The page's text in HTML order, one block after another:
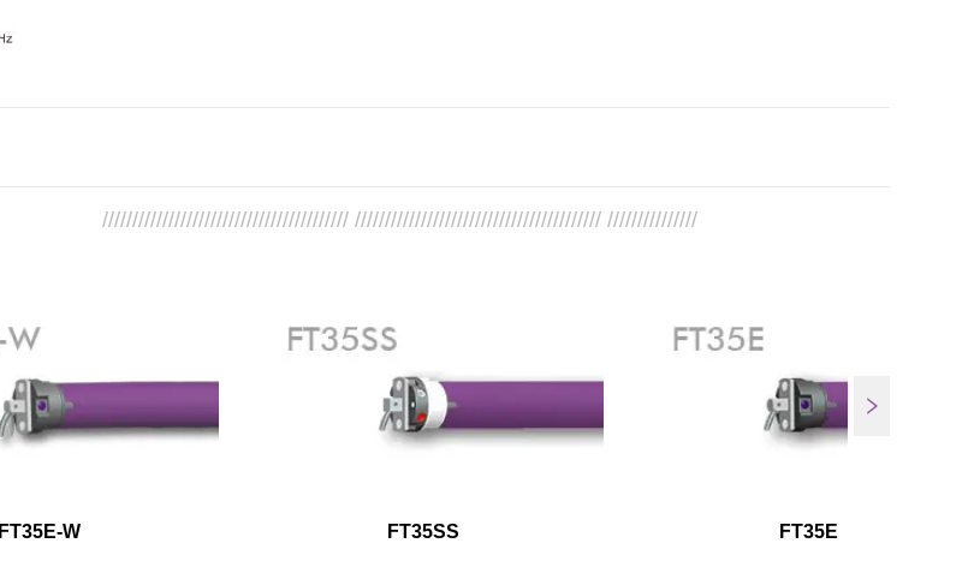
///////////////////////////////////////// ///////////////////////////////////////// ///////////////
FT35E-W FT35SS FT35E